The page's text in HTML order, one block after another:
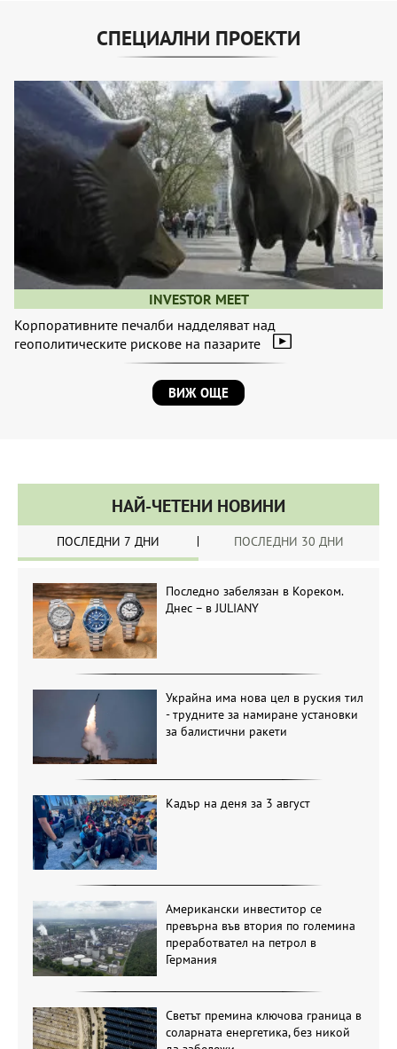
СПЕЦИАЛНИ ПРОЕКТИ
INVESTOR MEET
Корпоративните печалби надделяват над
геополитическите рискове на пазарите
ВИЖ ОЩЕ
НАЙ-ЧЕТЕНИ НОВИНИ
ПОСЛЕДНИ 7 ДНИ ПОСЛЕДНИ 30 ДНИ
Последно забелязан в Кореком.
Днес – в JULIANY
Украйна има нова цел в руския тил
- трудните за намиране установки
за балистични ракети
Кадър на деня за 3 август
Американски инвеститор се
превърна във втория по големина
преработвател на петрол в
Германия
Светът премина ключова граница в
соларната енергетика, без никой